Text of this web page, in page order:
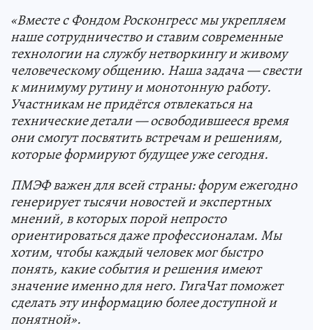
«Вместе с Фондом Росконгресс мы укрепляем
наше сотрудничество и ставим современные
технологии на службу нетворкингу и живому
человеческому общению. Наша задача — свести
к минимуму рутину и монотонную работу.
Участникам не придётся отвлекаться на
технические детали — освободившееся время
они смогут посвятить встречам и решениям,
которые формируют будущее уже сегодня.
ПМЭФ важен для всей страны: форум ежегодно
генерирует тысячи новостей и экспертных
мнений, в которых порой непросто
ориентироваться даже профессионалам. Мы
хотим, чтобы каждый человек мог быстро
понять, какие события и решения имеют
значение именно для него. ГигаЧат поможет
сделать эту информацию более доступной и
понятной».